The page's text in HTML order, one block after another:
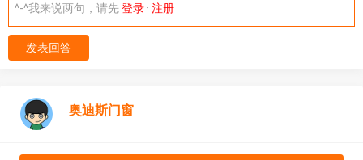
^-^我来说两句，请先登录 · 注册
发表回答
奥迪斯门窗